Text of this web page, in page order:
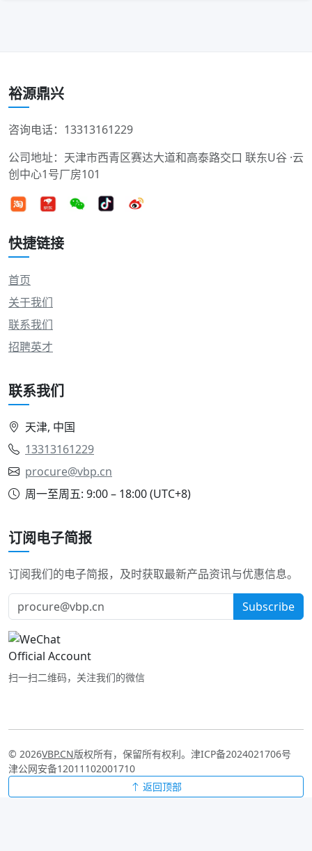
裕源鼎兴
咨询电话：13313161229
公司地址：天津市西青区赛达大道和高泰路交口 联东U谷 ·云
创中心1号厂房101
快捷链接
首页
关于我们
联系我们
招聘英才
联系我们
天津, 中国
13313161229
procure@vbp.cn
周一至周五: 9:00 – 18:00 (UTC+8)
订阅电子简报
订阅我们的电子简报，及时获取最新产品资讯与优惠信息。
Subscribe
扫一扫二维码，关注我们的微信
© 2026VBP.CN版权所有，保留所有权利。 津ICP备2024021706号
津公网安备12011102001710
返回顶部